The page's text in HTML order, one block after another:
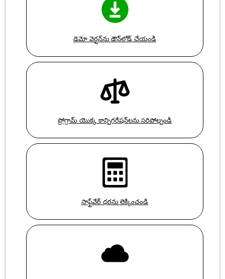
డెమో వెర్షన్‌ను డౌన్‌లోడ్ చేయండి
ప్రోగ్రామ్ యొక్క కాన్ఫిగరేషన్‌లను సరిపోల్చండి
సాఫ్ట్‌వేర్ ధరను లెక్కించండి